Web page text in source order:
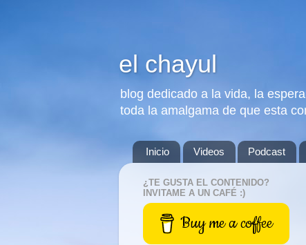
el chayul
blog dedicado a la vida, la
toda la amalgama de que esta
Inicio Videos Podcast
¿TE GUSTA EL CONTENIDO?
INVITAME A UN CAFÉ :)
Buy me a coffee